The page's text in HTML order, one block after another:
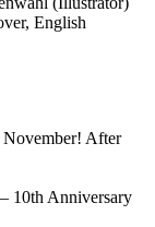
English
After
10th Anniversary